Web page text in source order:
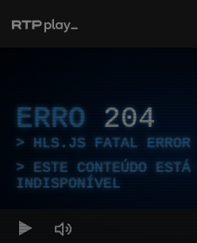
ERRO 204
HLS.JS FATAL ERROR
ESTE CONTEÚDO ESTÁ
INDISPONÍVEL